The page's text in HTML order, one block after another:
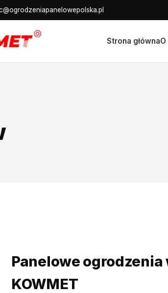
Strona główna
Panelowe
KOWMET